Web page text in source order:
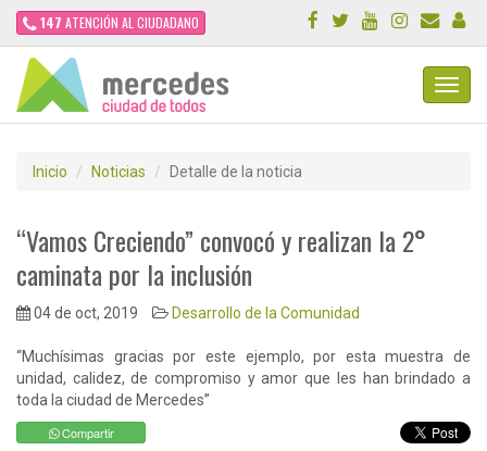
147 ATENCIÓN AL CIUDADANO
Inicio Noticias Detalle de la noticia
“Vamos Creciendo” convocó y realizan la 2°
caminata por la inclusión
04 de oct, 2019 Desarrollo de la Comunidad
“Muchísimas gracias por este ejemplo, por esta muestra de
unidad, calidez, de compromiso y amor que les han brindado a
toda la ciudad de Mercedes”
Compartir